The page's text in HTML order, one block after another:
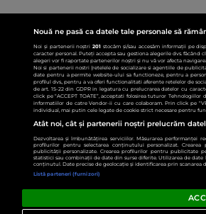
Nouă ne pasă ca datele tale personale să
Noi și partenerii noștri201 stocăm și/sau accesăm informații pe
caracter personal. Puteți accepta sau gestiona alegerile dvs.
alegeri vor fi raportate partenerilor noștri și nu vă vor afecta
Noi si partenerii nostri (retelele de socializare si agentiile de
date pentru a permite website-ului sa functioneze, pentru a
profilul dvs., pentru a va oferi functionalitati aferente retelelor de
de art. 15-22 din GDPR in legatura cu prelucrarea datelor cu
click pe “ACCEPT TOATE”, acceptati folosirea tuturor
informatiilor de catre Vendor-ii cu care colaboram. Prin click pe
individual, mai putin cele legate de cookie strict necesare pentru
Atât noi, cât și partenerii noștri prelucrăm
Dezvoltarea și îmbunătățirea serviciilor. Măsurarea performanței
profilurilor pentru selectarea conținutului personalizat.
publicității personalizate. Crearea profilurilor pentru publicitate
statistici sau combinații de date din surse diferite. Utilizarea de
conținutul. Date precise de geolocație și identificarea prin scanarea
Listă parteneri (furnizori)